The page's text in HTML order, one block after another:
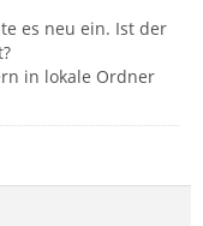
es neu ein. Ist der
in lokale Ordner